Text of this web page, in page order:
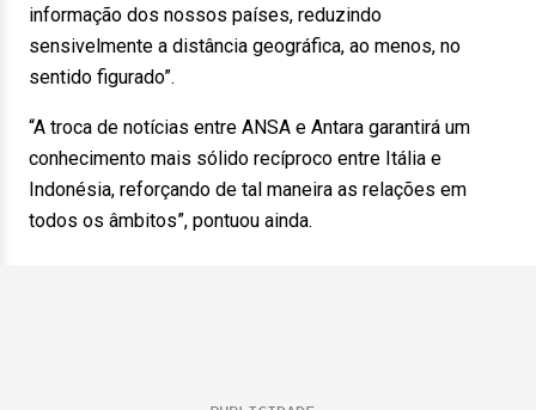
informação dos nossos países, reduzindo
sensivelmente a distância geográfica, ao menos, no
sentido figurado”.
“A troca de notícias entre ANSA e Antara garantirá um
conhecimento mais sólido recíproco entre Itália e
Indonésia, reforçando de tal maneira as relações em
todos os âmbitos”, pontuou ainda.